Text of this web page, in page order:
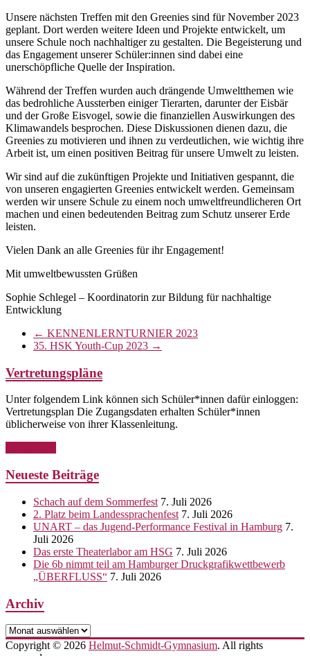
Unsere nächsten Treffen mit den Greenies sind für November 2023
geplant. Dort werden weitere Ideen und Projekte entwickelt, um
unsere Schule noch nachhaltiger zu gestalten. Die Begeisterung und
das Engagement unserer Schüler:innen sind dabei eine
unerschöpfliche Quelle der Inspiration.
Während der Treffen wurden auch drängende Umweltthemen wie
das bedrohliche Aussterben einiger Tierarten, darunter der Eisbär
und der Große Eisvogel, sowie die finanziellen Auswirkungen des
Klimawandels besprochen. Diese Diskussionen dienen dazu, die
Greenies zu motivieren und ihnen zu verdeutlichen, wie wichtig ihre
Arbeit ist, um einen positiven Beitrag für unsere Umwelt zu leisten.
Wir sind auf die zukünftigen Projekte und Initiativen gespannt, die
von unseren engagierten Greenies entwickelt werden. Gemeinsam
werden wir unsere Schule zu einem noch umweltfreundlicheren Ort
machen und einen bedeutenden Beitrag zum Schutz unserer Erde
leisten.
Vielen Dank an alle Greenies für ihr Engagement!
Mit umweltbewussten Grüßen
Sophie Schlegel – Koordinatorin zur Bildung für nachhaltige
Entwicklung
← ​​​​​​KENNENLERNTURNIER 2023
35. HSK Youth-Cup 2023 →
Vertretungspläne
Unter folgendem Link können sich Schüler*innen dafür einloggen:
Vertretungsplan Die Zugangsdaten erhalten Schüler*innen
üblicherweise von ihrer Klassenleitung.
Neueste Beiträge
Schach auf dem Sommerfest 7. Juli 2026
2. Platz beim Landessprachenfest 7. Juli 2026
UNART – das Jugend-Performance Festival in Hamburg 7.
Juli 2026
Das erste Theaterlabor am HSG 7. Juli 2026
Die 6b nimmt teil am Hamburger Druckgrafikwettbewerb
„ÜBERFLUSS“ 7. Juli 2026
Archiv
Archiv
Copyright © 2026 Helmut-Schmidt-Gymnasium. All rights